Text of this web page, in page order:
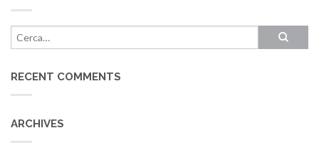
RECENT COMMENTS
ARCHIVES